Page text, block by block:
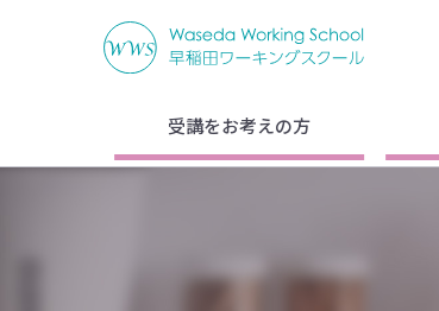
受講をお考えの方